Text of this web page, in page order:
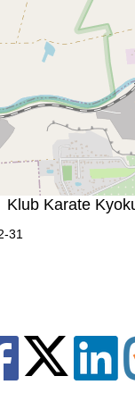
Klub Karate
31